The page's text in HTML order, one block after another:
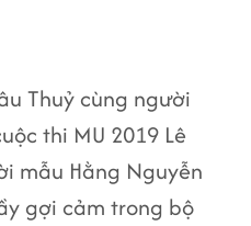
Thuỷ cùng người
thi MU 2019 Lê
mẫu Hằng Nguyễn
gợi cảm trong bộ